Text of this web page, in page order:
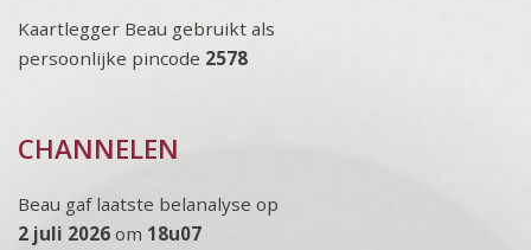
Kaartlegger Beau gebruikt als
persoonlijke pincode 2578
CHANNELEN
Beau gaf laatste belanalyse op
2 juli 2026 om 18u07